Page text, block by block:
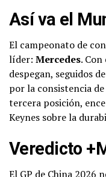
Así va el
El campeonato de
líder: Mercedes.
despegan, seguidos
por la consistencia de
tercera posición,
Keynes sobre la
Veredicto
El GP de China 2026